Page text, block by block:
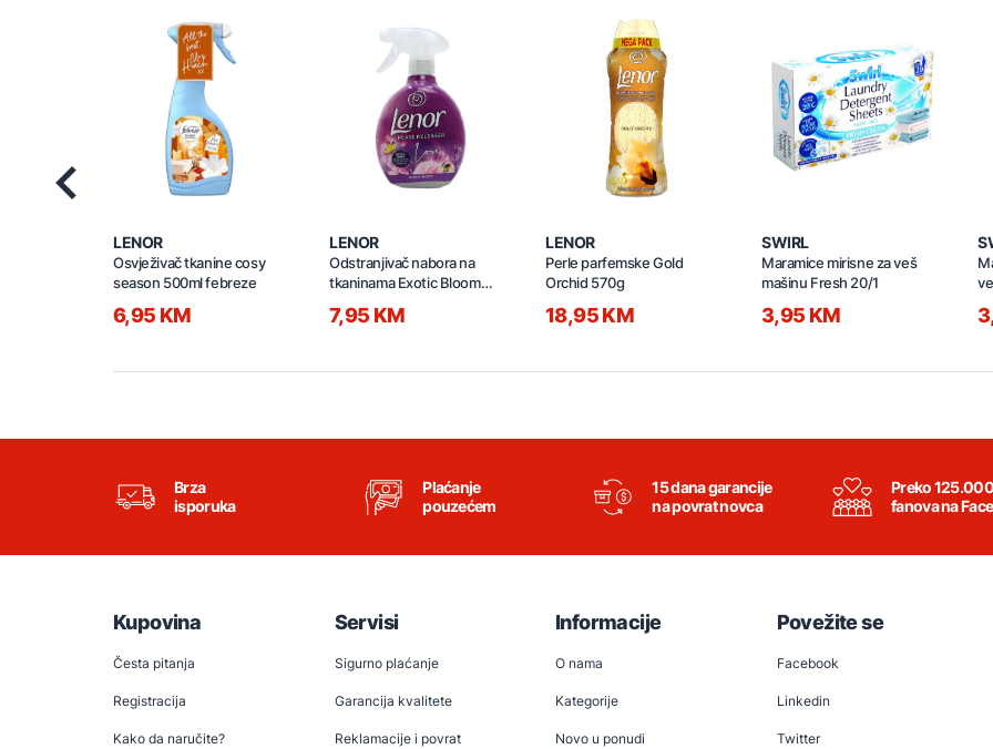
LENOR
Osvježivač tkanine cosy
season 500ml febreze
6,95 KM
LENOR
Odstranjivač nabora na
tkaninama Exotic Bloom
500ml
7,95 KM
LENOR
Perle parfemske Gold
Orchid 570g
18,95 KM
SWIRL
Maramice mirisne za veš
mašinu Fresh 20/1
3,95 KM
Brza
isporuka
Plaćanje
pouzećem
15 dana garancije
na povrat novca
Preko 125.000
fanova na
Kupovina
Česta pitanja
Registracija
Kako da naručite?
Servisi
Sigurno plaćanje
Garancija kvalitete
Reklamacije i povrat
Informacije
O nama
Kategorije
Novo u ponudi
Povežite se
Facebook
Linkedin
Twitter